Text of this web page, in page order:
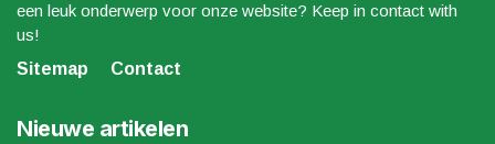
een leuk onderwerp voor onze website? Keep in contact with
us!
Sitemap
Contact
Nieuwe artikelen